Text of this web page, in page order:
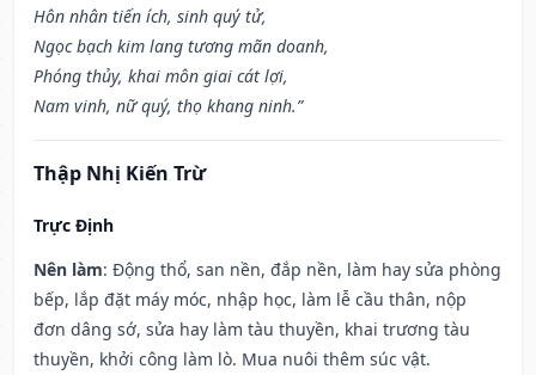
Hôn nhân tiến ích, sinh quý tử,
Ngọc bạch kim lang tương mãn doanh,
Phóng thủy, khai môn giai cát lợi,
Nam vinh, nữ quý, thọ khang ninh.”
Thập Nhị Kiến Trừ
Trực Định
Nên làm: Động thổ, san nền, đắp nền, làm hay sửa phòng
bếp, lắp đặt máy móc, nhập học, làm lễ cầu thân, nộp
đơn dâng sớ, sửa hay làm tàu thuyền, khai trương tàu
thuyền, khởi công làm lò. Mua nuôi thêm súc vật.